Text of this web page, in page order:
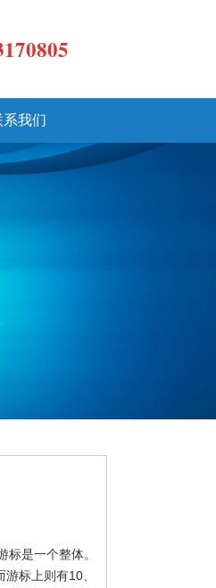
系我们
是一个整体。
标上则有10、